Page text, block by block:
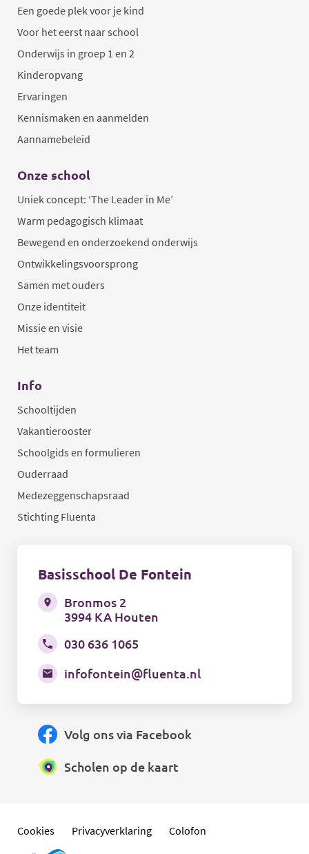
Een goede plek voor je kind
Voor het eerst naar school
Onderwijs in groep 1 en 2
Kinderopvang
Ervaringen
Kennismaken en aanmelden
Aannamebeleid
Onze school
Uniek concept: ‘The Leader in Me’
Warm pedagogisch klimaat
Bewegend en onderzoekend onderwijs
Ontwikkelingsvoorsprong
Samen met ouders
Onze identiteit
Missie en visie
Het team
Info
Schooltijden
Vakantierooster
Schoolgids en formulieren
Ouderraad
Medezeggenschapsraad
Stichting Fluenta
Basisschool De Fontein
Bronmos 2
3994 KA Houten
030 636 1065
infofontein@fluenta.nl
Volg ons via Facebook
Scholen op de kaart
Cookies Privacyverklaring Colofon